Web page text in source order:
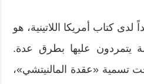
كتاب أمريكا اللاتينية، هو
عليها بطرق عدة.
تسمية «عقدة المالنيتشي»،